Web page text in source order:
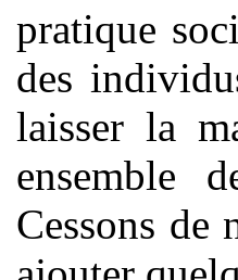
pratique
des
laisser la
ensemble
Cessons de